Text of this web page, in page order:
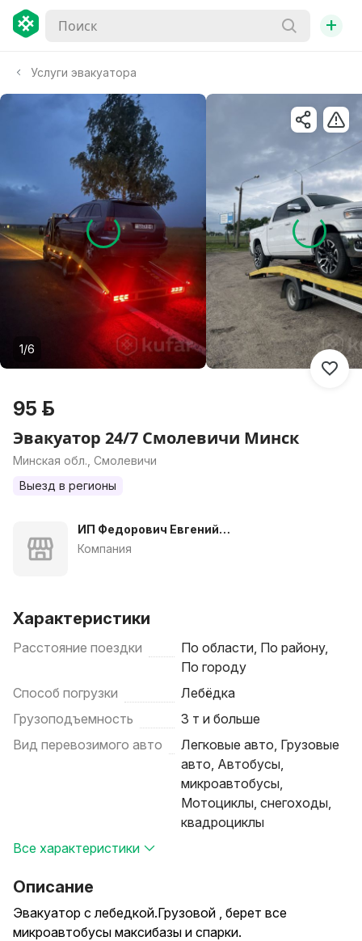
+
Услуги эвакуатора
1/6
95 р.
Эвакуатор 24/7 Смолевичи Минск
Минская обл., Смолевичи
Выезд в регионы
ИП Федорович Евгений
Вячеславович
Компания
Характеристики
Расстояние поездки
По области, По району,
По городу
Способ погрузки
Лебёдка
Грузоподъемность
3 т и больше
Вид перевозимого авто
Легковые авто, Грузовые
авто, Автобусы,
микроавтобусы,
Мотоциклы, снегоходы,
квадроциклы
Все характеристики
Описание
Эвакуатор с лебедкой.Грузовой , берет все
микроавтобусы максибазы и спарки.